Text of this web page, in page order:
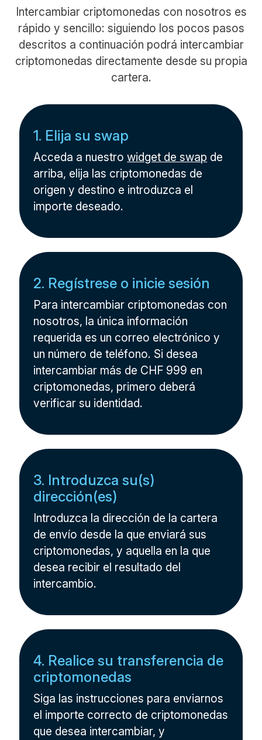
Intercambiar criptomonedas con nosotros es
rápido y sencillo: siguiendo los pocos pasos
descritos a continuación podrá intercambiar
criptomonedas directamente desde su propia
cartera.
1. Elija su swap
Acceda a nuestrowidget de swap de
arriba, elija las criptomonedas de
origen y destino e introduzca el
importe deseado.
2. Regístrese o inicie sesión
Para intercambiar criptomonedas con
nosotros, la única información
requerida es un correo electrónico y
un número de teléfono. Si desea
intercambiar más de CHF 999 en
criptomonedas, primero deberá
verificar su identidad.
3. Introduzca su(s)
dirección(es)
Introduzca la dirección de la cartera
de envío desde la que enviará sus
criptomonedas, y aquella en la que
desea recibir el resultado del
intercambio.
4. Realice su transferencia de
criptomonedas
Siga las instrucciones para enviarnos
el importe correcto de criptomonedas
que desea intercambiar, y